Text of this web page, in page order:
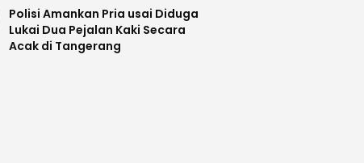
Polisi Amankan Pria usai Diduga
Lukai Dua Pejalan Kaki Secara
Acak di Tangerang